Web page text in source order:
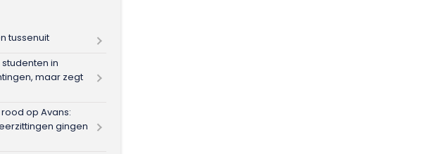
tussenuit
in
maar zegt
op Avans:
gingen